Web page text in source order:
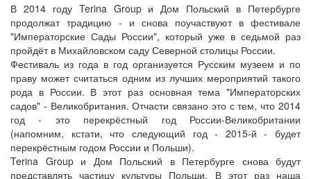
В 2014 году Terina Group и Дом Польский в Петербурге
продолжат традицию - и снова поучаствуют в фестивале
"Императорские Сады России", который уже в седьмой раз
пройдёт в Михайловском саду Северной столицы России.
Фестиваль из года в год организуется Русским музеем и по
праву может считаться одним из лучших мероприятий такого
рода в России. В этот раз основная тема "Императорских
садов" - Великобритания. Отчасти связано это с тем, что 2014
год - это перекрёстный год России-Великобритании
(напомним, кстати, что следующий год - 2015-й - будет
перекрёстным годом России и Польши).
Terina Group и Дом Польский в Петербурге снова будут
представлять частицу культуры Польши. В этот раз наша